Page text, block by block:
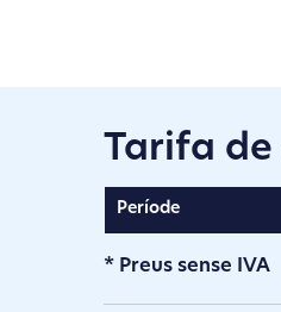
Tarifa
Període
* Preus sense IVA